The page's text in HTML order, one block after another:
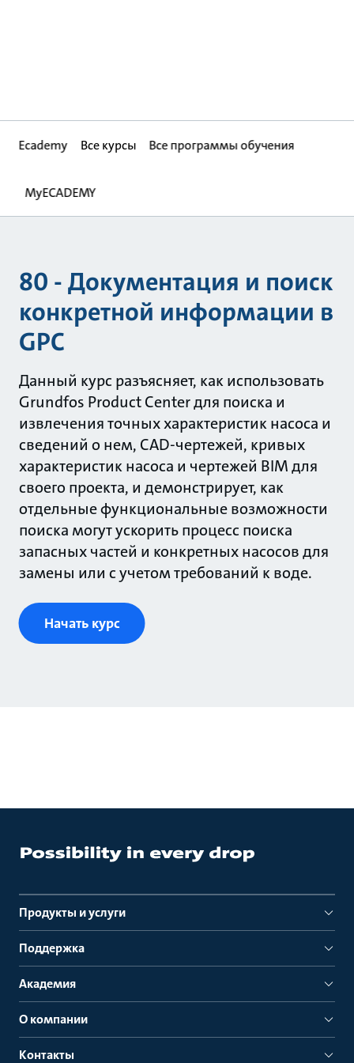
Ecademy Все курсы Все программы обучения
MyECADEMY
80 - Документация и поиск
конкретной информации в
GPC
Данный курс разъясняет, как использовать
Grundfos Product Center для поиска и
извлечения точных характеристик насоса и
сведений о нем, CAD-чертежей, кривых
характеристик насоса и чертежей BIM для
своего проекта, и демонстрирует, как
отдельные функциональные возможности
поиска могут ускорить процесс поиска
запасных частей и конкретных насосов для
замены или с учетом требований к воде.
Начать курс
Продукты и услуги
Поддержка
Академия
О компании
Контакты